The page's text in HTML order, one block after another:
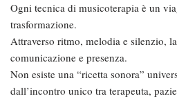
Ogni tecnica di musicoterapia è un
trasformazione.
Attraverso ritmo, melodia e silenzio,
comunicazione e presenza.
Non esiste una “ricetta sonora”
dall’incontro unico tra terapeuta,